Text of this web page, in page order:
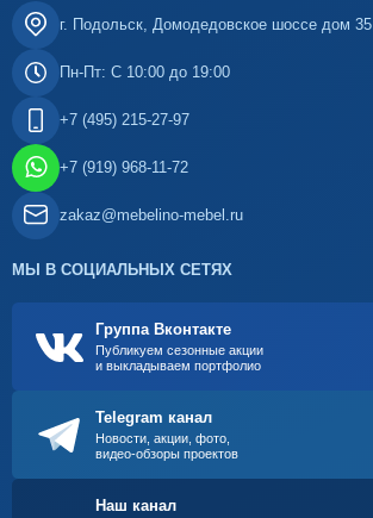
г. Подольск, Домодедовское шоссе дом 35
Пн-Пт: С 10:00 до 19:00
+7 (495) 215-27-97
+7 (919) 968-11-72
zakaz@mebelino-mebel.ru
МЫ В СОЦИАЛЬНЫХ СЕТЯХ
Группа Вконтакте
Публикуем сезонные акции
и выкладываем портфолио
Telegram канал
Новости, акции, фото,
видео-обзоры проектов
Наш канал